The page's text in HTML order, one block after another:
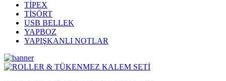
TİPEX
TİŞÖRT
USB BELLEK
YAPBOZ
YAPIŞKANLI NOTLAR